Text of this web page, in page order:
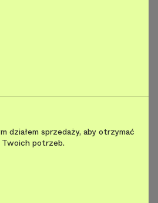
działem sprzedaży, aby otrzymać
potrzeb.